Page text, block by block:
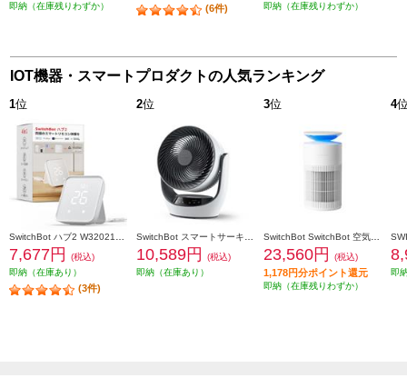
即納（在庫残りわずか） (6件) 即納（在庫残りわずか）
IOT機器・スマートプロダクトの人気ランキング
1位
7,677円
(税込)
即納（在庫あり）
(3件)
2位
10,589円
(税込)
即納（在庫あり）
3位
23,560円 (税込)
1,178円分ポイント還元
即納（在庫残りわずか）
4
即